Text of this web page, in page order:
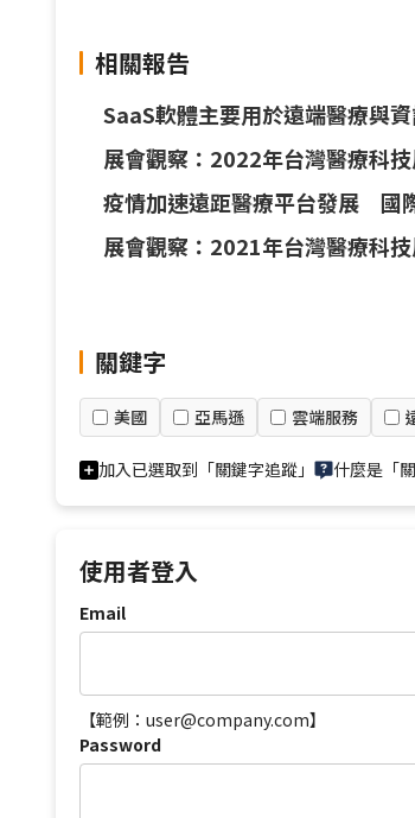
相關報告
SaaS軟體主要用於遠端醫療與
展會觀察：2022年台灣醫療科
疫情加速遠距醫療平台發展 國
展會觀察：2021年台灣醫療
關鍵字
美國 亞馬遜 雲端服務
加入已選取到「關鍵字追蹤」 什麼是「
使用者登入
Email
【範例：user@company.com】
Password